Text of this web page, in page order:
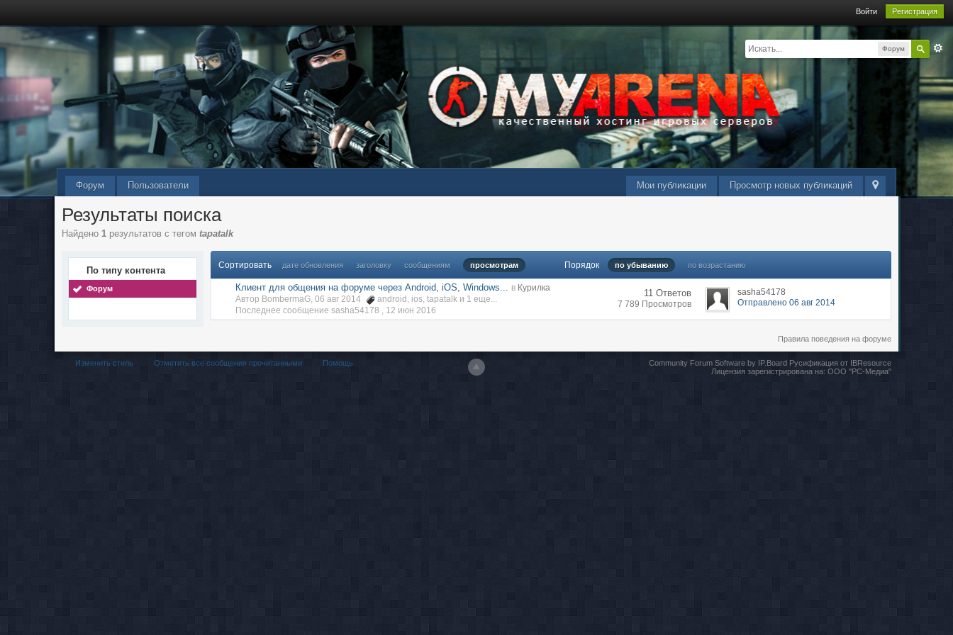
Войти Регистрация
Форум
Просмотр новых публикаций
Мои публикации
Форум Пользователи
Результаты поиска
Найдено 1 результатов с тегомtapatalk
По типу контента
Форум
Сортировать дате обновления заголовку сообщениям просмотрам Порядок по убыванию по возрастанию
Клиент для общения на форуме через Android, iOS, Windows... в Курилка
Автор BombermaG, 06 авг 2014
android , ios,tapatalk и 1 еще...
Последнее сообщение sasha54178 , 12 июн 2016
11 Ответов
7 789 Просмотров
sasha54178
Отправлено 06 авг 2014
Правила поведения на форуме
Изменить стиль Отметить все сообщения прочитанными Помощь Community Forum Software by IP.BoardРусификация от IBResource
Лицензия зарегистрирована на: ООО "РС-Медиа"